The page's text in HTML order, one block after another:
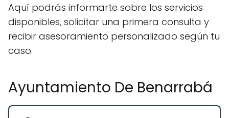
Aquí podrás informarte sobre los servicios
disponibles, solicitar una primera consulta y
recibir asesoramiento personalizado según tu
caso.
Ayuntamiento De Benarrabá